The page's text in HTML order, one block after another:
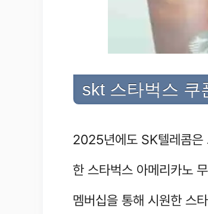
skt 스타벅스 쿠
2025년에도 SK텔레콤은
한 스타벅스 아메리카노
멤버십을 통해 시원한 스